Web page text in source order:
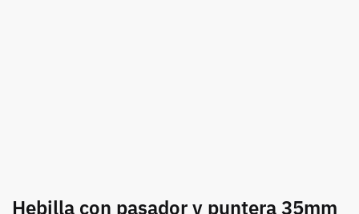
Hebilla con pasador y puntera 35mm